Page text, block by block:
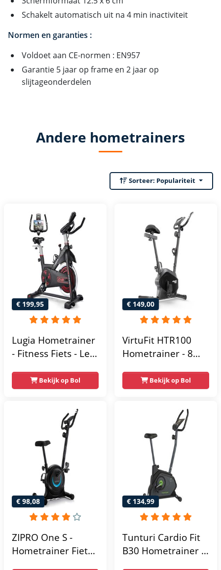
Schakelt automatisch uit na 4 min inactiviteit
Normen en garanties :
Voldoet aan CE-normen : EN957
Garantie 5 jaar op frame en 2 jaar op
slijtageonderdelen
Andere hometrainers
Sorteer: Populariteit
€ 199,95
Lugia Hometrainer
- Fitness Fiets - Led
Verstelbaar Zadel -
0-100% weerstand
Hartslagfunctie -
Max 130kg -
Extreem Stil
Bekijk op Bol
€ 149,00
VirtuFit HTR100
Hometrainer - 8
Weerstandniveau's
- Verstelbaar zadel
Tablethouder -
Max. 120 kg
Gebruikersgewicht
- Fitnessfiets
Bekijk op Bol
€ 98,08
ZIPRO One S -
Hometrainer Fiets -
€ 134,99
Tunturi Cardio Fit
B30 Hometrainer -